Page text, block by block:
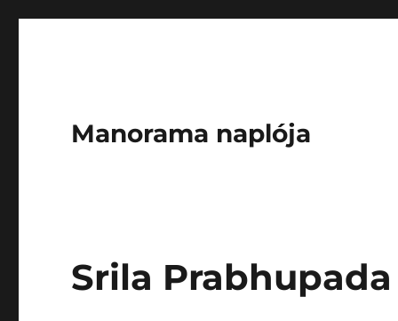
Manorama naplója
Srila Prabhupada